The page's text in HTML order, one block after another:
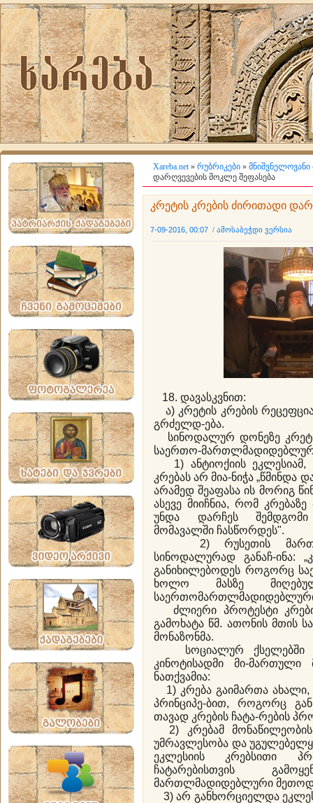
Xareba.net» რუბრიკები » მნიშვნელოვანი
დარღვევების მოკლე შეფასება
კრეტის კრების ძირითადი
7-09-2016, 00:07 / ამოსაბეჭდი ვერსია
18. დავასკვნით:
ა) კრეტის კრების
გრძელდ-ება.
სინოდალურ დონეზე
საერთო-
1) ანტიოქიის ეკლესიამ,
კრებას არ მია-ნიჭა „წმინდა
არამედ შეაფასა ის მორიგ
ასევე მიიჩნია, რომ
უნდა დარჩეს შემდგომი
მომავალში ჩასწორდეს".
2) რუსეთის
სინოდალურად განაჩ-ინა:
განიხილებოდეს როგორც
ხოლო მასზე
საერთომართლმადიდებლური
ძლიერი პროტესტი
გამოხატა წმ. ათონის მთის
მონაზონმა.
სოციალურ ქსელებში
კინოტისადმი მი-
ნათქვამია:
1) კრება გაიმართა ახალი,
პრინციპე-ბით, როგორც
თავად კრების ჩატა-რების
2) კრებამ
უმრავლესობა და
ეკლესიის კრებსითი
ჩატარებისთვის
მართლმადიდებლური
3) არ განხორციელდა